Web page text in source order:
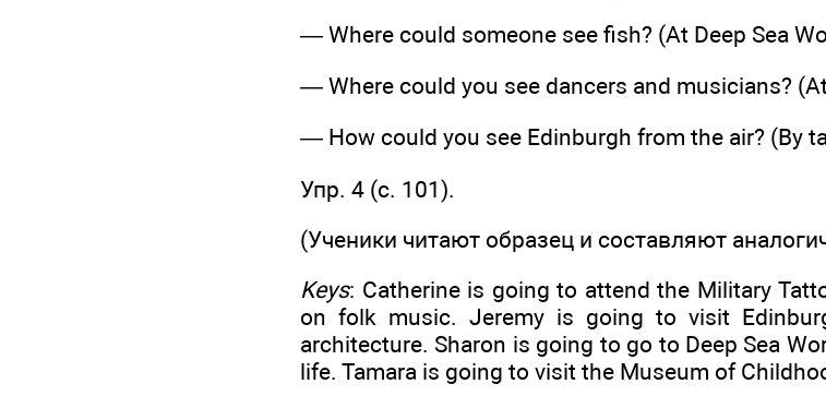
— Where could someone see fish? (At Deep Sea
— Where could you see dancers and musicians?
— How could you see Edinburgh from the air? (By
Упр. 4 (c. 101).
(Ученики читают образец и составляют
Keys: Catherine is going to attend the Military
on folk music. Jeremy is going to visit
architecture. Sharon is going to go to Deep Sea
life. Tamara is going to visit the Museum of